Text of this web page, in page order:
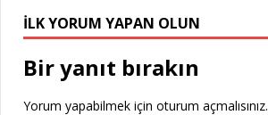
r st o
o
k
n
İLK YORUM YAPAN OLUN
Bir yanıt bırakın
Yorum yapabilmek için oturum açmalısınız.